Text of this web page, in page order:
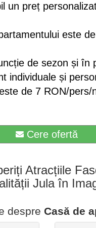
un preț
este
de sezon și în
individuale și
de 7 RON/pers/
Cere ofertă
Atracțiile
Jula în
despre Casă de